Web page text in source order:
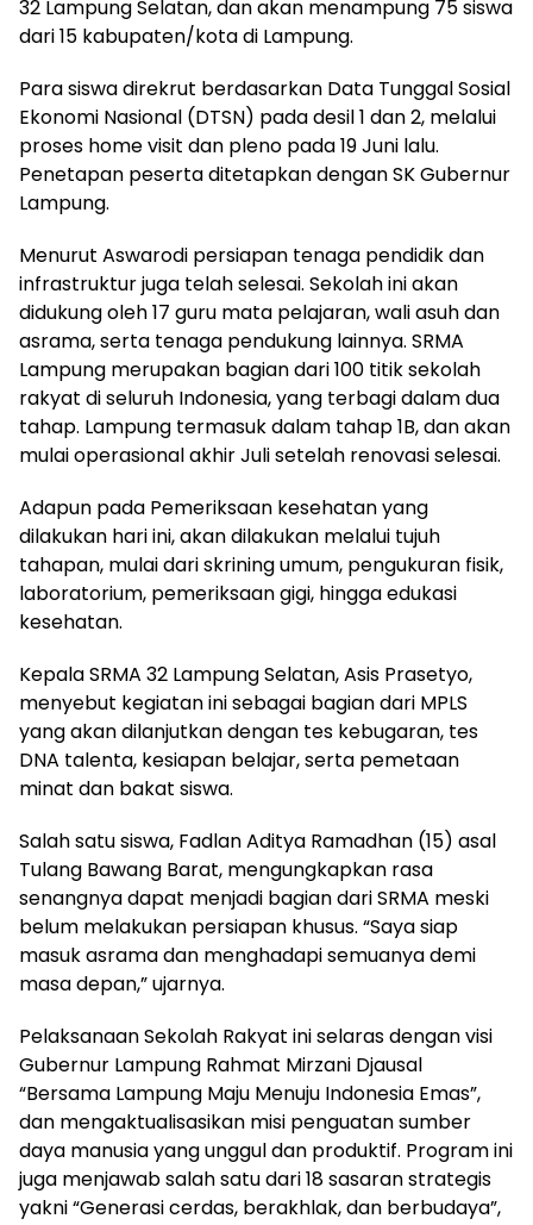
32 Lampung Selatan, dan akan menampung 75 siswa
dari 15 kabupaten/kota di Lampung.
Para siswa direkrut berdasarkan Data Tunggal Sosial
Ekonomi Nasional (DTSN) pada desil 1 dan 2, melalui
proses home visit dan pleno pada 19 Juni lalu.
Penetapan peserta ditetapkan dengan SK Gubernur
Lampung.
Menurut Aswarodi persiapan tenaga pendidik dan
infrastruktur juga telah selesai. Sekolah ini akan
didukung oleh 17 guru mata pelajaran, wali asuh dan
asrama, serta tenaga pendukung lainnya. SRMA
Lampung merupakan bagian dari 100 titik sekolah
rakyat di seluruh Indonesia, yang terbagi dalam dua
tahap. Lampung termasuk dalam tahap 1B, dan akan
mulai operasional akhir Juli setelah renovasi selesai.
Adapun pada Pemeriksaan kesehatan yang
dilakukan hari ini, akan dilakukan melalui tujuh
tahapan, mulai dari skrining umum, pengukuran fisik,
laboratorium, pemeriksaan gigi, hingga edukasi
kesehatan.
Kepala SRMA 32 Lampung Selatan, Asis Prasetyo,
menyebut kegiatan ini sebagai bagian dari MPLS
yang akan dilanjutkan dengan tes kebugaran, tes
DNA talenta, kesiapan belajar, serta pemetaan
minat dan bakat siswa.
Salah satu siswa, Fadlan Aditya Ramadhan (15) asal
Tulang Bawang Barat, mengungkapkan rasa
senangnya dapat menjadi bagian dari SRMA meski
belum melakukan persiapan khusus. “Saya siap
masuk asrama dan menghadapi semuanya demi
masa depan,” ujarnya.
Pelaksanaan Sekolah Rakyat ini selaras dengan visi
Gubernur Lampung Rahmat Mirzani Djausal
“Bersama Lampung Maju Menuju Indonesia Emas”,
dan mengaktualisasikan misi penguatan sumber
daya manusia yang unggul dan produktif. Program ini
juga menjawab salah satu dari 18 sasaran strategis
yakni “Generasi cerdas, berakhlak, dan berbudaya”,